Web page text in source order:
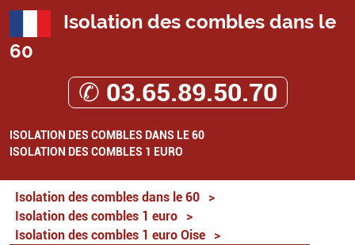
Isolation des combles dans le
60
✆ 03.65.89.50.70
ISOLATION DES COMBLES DANS LE 60
ISOLATION DES COMBLES 1 EURO
Isolation des combles dans le 60
>
Isolation des combles 1 euro
>
Isolation des combles 1 euro Oise
>